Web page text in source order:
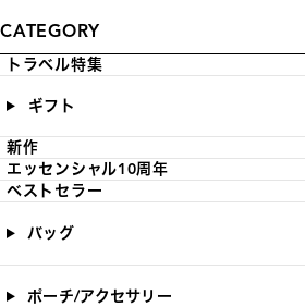
CATEGORY
トラベル特集
ギフト
新作
エッセンシャル10周年
ベストセラー
バッグ
ポーチ/アクセサリー